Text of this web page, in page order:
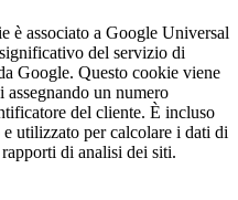
è associato a Google Universal
del servizio di
Google. Questo cookie viene
un numero
del cliente. È incluso
utilizzato per calcolare i dati di
di analisi dei siti.